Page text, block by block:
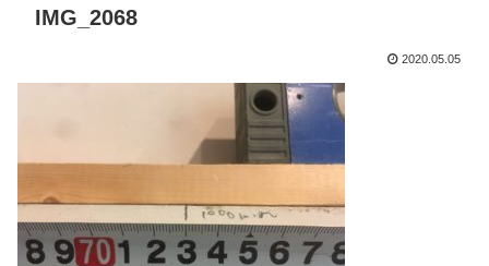
IMG_2068
2020.05.05